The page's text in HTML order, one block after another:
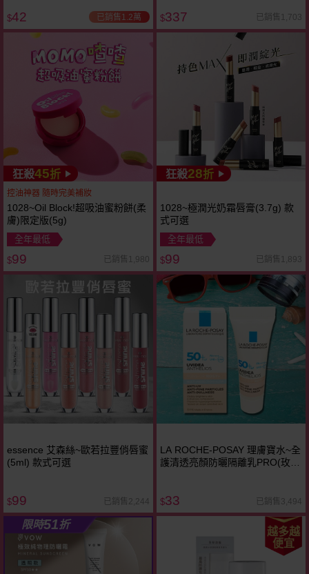
$42 已銷售1.2萬 $337 已銷售1,703
狂殺45折
控油神器 隨時完美補妝
1028~Oil Block!超吸油蜜粉餅(柔
膚)限定版(5g)
全年最低
$99 已銷售1,980
狂殺28折
1028~極潤光奶霜唇膏(3.7g) 款
式可選
全年最低
$99 已銷售1,893
essence 艾森絲~歐若拉豐俏唇蜜
(5ml) 款式可選
$99 已銷售2,244
LA ROCHE-POSAY 理膚寶水~全
護清透亮顏防曬隔離乳PRO(玫瑰
$33 已銷售3,494
限時51折
越多越
便宜